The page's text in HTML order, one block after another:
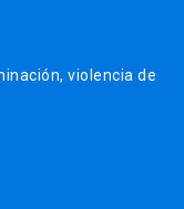
violencia de